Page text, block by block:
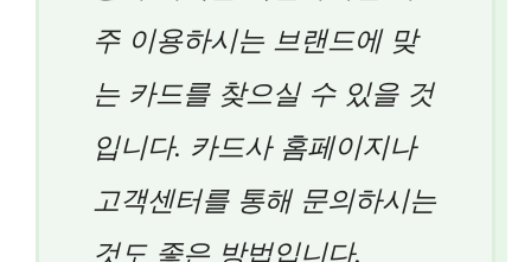
주 이용하시는 브랜드에 맞
는 카드를 찾으실 수 있을 것
입니다. 카드사 홈페이지나
고객센터를 통해 문의하시는
것도 좋은 방법입니다.